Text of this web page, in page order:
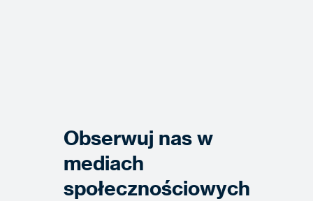
Obserwuj nas w
mediach
społecznościowych